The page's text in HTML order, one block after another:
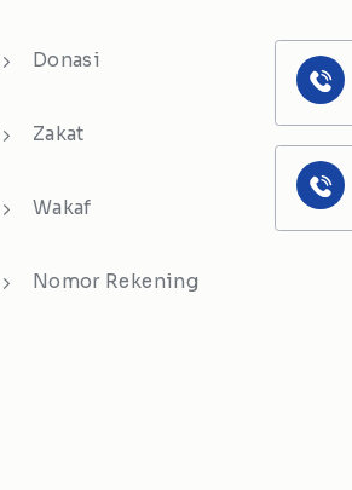
Donasi
Zakat
Wakaf
Nomor Rekening